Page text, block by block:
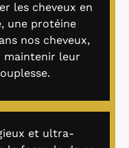
les cheveux en
une protéine
nos cheveux,
maintenir leur
et ultra-